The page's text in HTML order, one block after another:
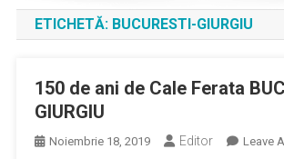
ETICHETĂ: BUCURESTI-GIURGIU
150 de ani de Cale Ferata
GIURGIU
Noiembrie 18, 2019 Editor Leave